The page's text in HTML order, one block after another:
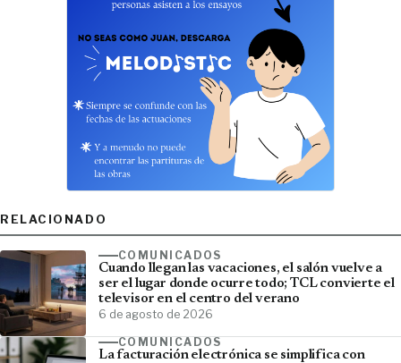
RELACIONADO
COMUNICADOS
Cuando llegan las vacaciones, el salón vuelve a
ser el lugar donde ocurre todo; TCL convierte el
televisor en el centro del verano
6 de agosto de 2026
COMUNICADOS
La facturación electrónica se simplifica con